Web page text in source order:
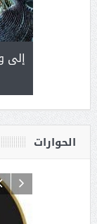
إلى
يحمل
من عشق
الحوارات